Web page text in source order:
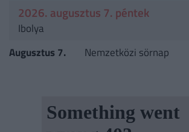
2026. augusztus 7. péntek
Ibolya
Augusztus 7. Nemzetközi sörnap